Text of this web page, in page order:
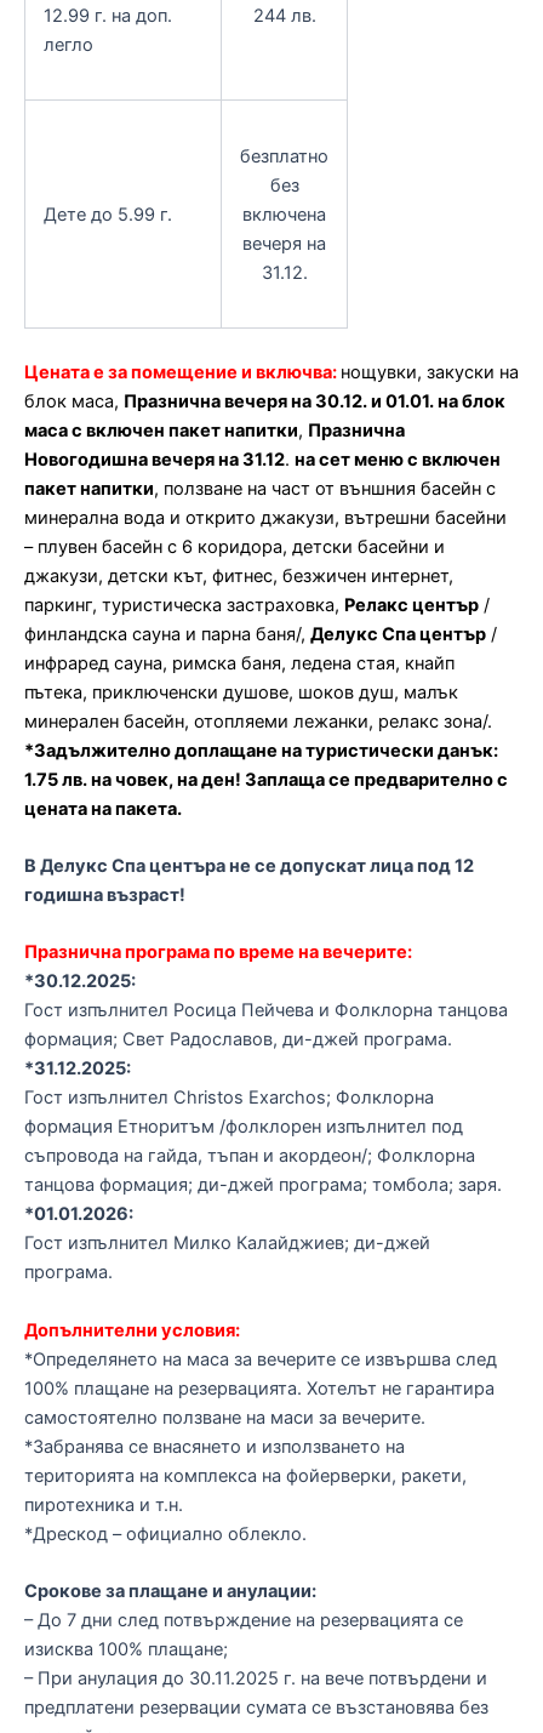
12.99 г. на доп.
легло
244 лв.
Дете до 5.99 г.
безплатно
без
включена
вечеря на
31.12.
Цената е за помещение и включва: нощувки, закуски на
блок маса, Празнична вечеря на 30.12. и 01.01. на блок
маса с включен пакет напитки, Празнична
Новогодишна вечеря на 31.12. на сет меню с включен
пакет напитки, ползване на част от външния басейн с
минерална вода и открито джакузи, вътрешни басейни
– плувен басейн с 6 коридора, детски басейни и
джакузи, детски кът, фитнес, безжичен интернет,
паркинг, туристическа застраховка, Релакс център /
финландска сауна и парна баня/, Делукс Спа център /
инфраред сауна, римска баня, ледена стая, кнайп
пътека, приключенски душове, шоков душ, малък
минерален басейн, отопляеми лежанки, релакс зона/.
*Задължително доплащане на туристически данък:
1.75 лв. на човек, на ден! Заплаща се предварително с
цената на пакета.
В Делукс Спацентъране се допускат лица под 12
годишна възраст!
Празнична програма по време на вечерите:
*30.12.2025:
Гост изпълнител Росица Пейчева и Фолклорна танцова
формация; Свет Радославов, ди-джей програма.
*31.12.2025:
Гост изпълнител Christos Exarchos; Фолклорна
формация Етноритъм /фолклорен изпълнител под
съпровода на гайда, тъпан и акордеон/; Фолклорна
танцова формация; ди-джей програма; томбола; заря.
*01.01.2026:
Гост изпълнител Милко Калайджиев; ди-джей
програма.
Допълнителни условия:
*Определянето на маса за вечерите се извършва след
100% плащане на резервацията. Хотелът не гарантира
самостоятелно ползване на маси за вечерите.
*Забранява се внасянето и използването на
територията на комплекса на фойерверки, ракети,
пиротехника и т.н.
*Дрескод – официално облекло.
Срокове за плащане и анулации:
– До 7 дни след потвърждение на резервацията се
изисква 100% плащане;
– При анулация до 30.11.2025 г. на вече потвърдени и
предплатени резервации сумата се възстановява без